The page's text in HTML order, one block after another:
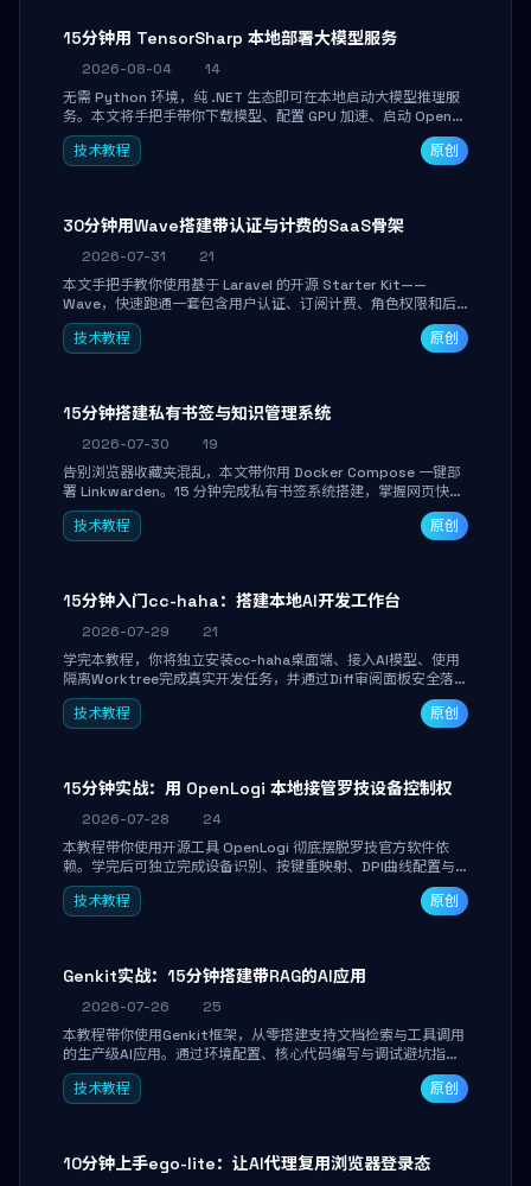
15分钟用 TensorSharp 本地部署大模型服务
2026-08-04
14
无需 Python 环境，纯 .NET 生态即可在本地启动大模型推理服
务。本文将手把手带你下载模型、配置 GPU 加速、启动 OpenAI
兼容 API，并在 C# 业务代码中无缝调用。数据不出网，零门槛
搞定本地 LLM 部署。
技术教程 原创
30分钟用Wave搭建带认证与计费的SaaS骨架
2026-07-31
21
本文手把手教你使用基于 Laravel 的开源 Starter Kit——
Wave，快速跑通一套包含用户认证、订阅计费、角色权限和后
台管理的完整 SaaS 骨架。附带 Stripe 测试支付对接与自定义
业务页面开发实战，助你省去重复基建时间，将精力聚焦于核心
技术教程 原创
15分钟搭建私有书签与知识管理系统
2026-07-30
19
告别浏览器收藏夹混乱，本文带你用 Docker Compose 一键部
署 Linkwarden。15 分钟完成私有书签系统搭建，掌握网页快照
归档、高亮批注、分类管理与全文搜索。适合开发者与知识工作
者打造个人知识库，资料统一归档，随时检索。
技术教程 原创
15分钟入门cc-haha：搭建本地AI开发工作台
2026-07-29
21
学完本教程，你将独立安装cc-haha桌面端、接入AI模型、使用
隔离Worktree完成真实开发任务，并通过Diff审阅面板安全落地
AI代码改写。告别终端黑盒操作，让AI在沙箱环境中工作，你只
做审阅和决策。
技术教程 原创
15分钟实战：用 OpenLogi 本地接管罗技设备控制权
2026-07-28
24
本教程带你使用开源工具 OpenLogi 彻底摆脱罗技官方软件依
赖。学完后可独立完成设备识别、按键重映射、DPI曲线配置与
SmartShift调节，实现完全离线控制，保护隐私并释放硬件性
能。
技术教程 原创
Genkit实战：15分钟搭建带RAG的AI应用
2026-07-26
25
本教程带你使用Genkit框架，从零搭建支持文档检索与工具调用
的生产级AI应用。通过环境配置、核心代码编写与调试避坑指
南，学完即可掌握多模型切换、RAG管道构建及函数调用注册，
独立开发高效AI智能体。
技术教程 原创
10分钟上手ego-lite：让AI代理复用浏览器登录态